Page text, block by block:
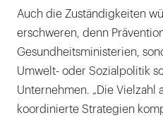
Auch die Zuständigkeiten
erschweren, denn
Gesundheitsministerien,
Umwelt- oder Sozialpolitik
Unternehmen. „Die Vielzahl
koordinierte Strategien